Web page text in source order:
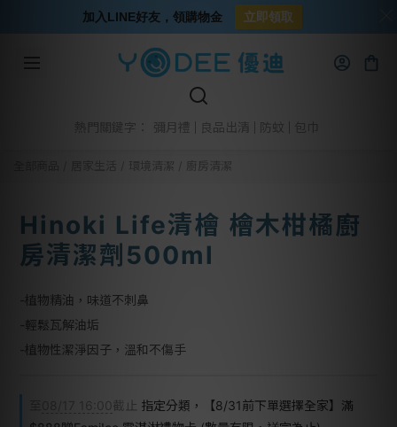
熱門關鍵字： 彌月禮 良品出清 防蚊
環境清潔 廚房清潔
Hinoki Life清檜 檜木柑橘廚
房清潔劑500ml
-植物精油，味道不刺鼻
-輕鬆瓦解油垢
-植物性潔淨因子，溫和不傷手
08/17 16:00截止 指定分類，【8/31前下單選擇全家】滿
加入LINE好友，領購物金 立即領取